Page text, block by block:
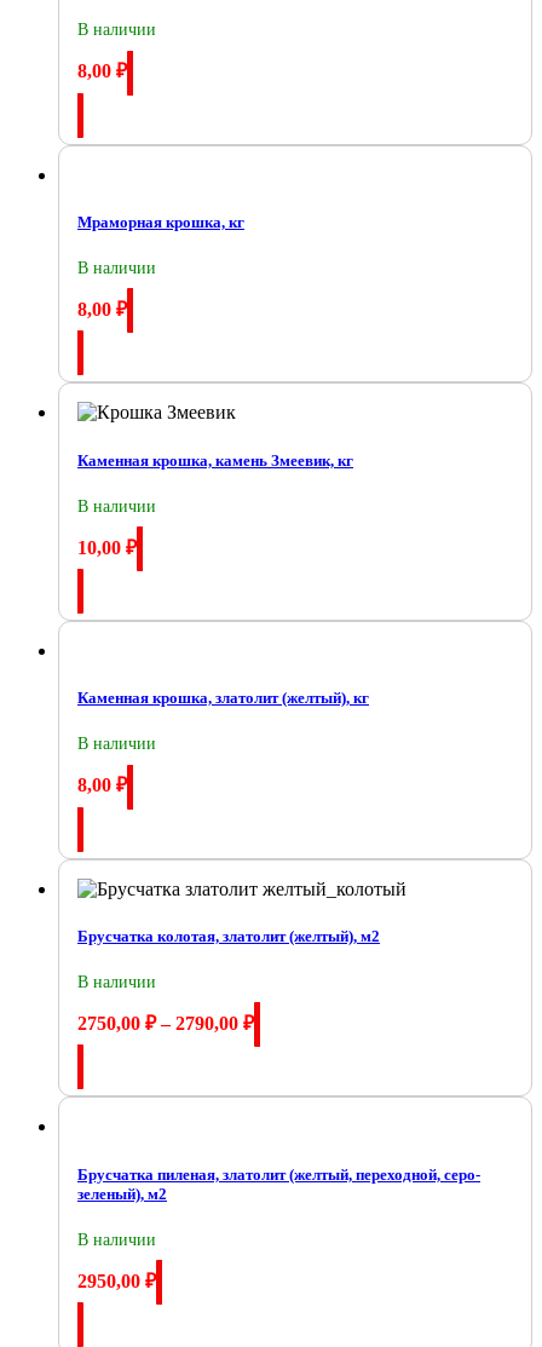
В наличии
8,00 ₽
Мраморная крошка, кг
В наличии
8,00 ₽
Каменная крошка, камень Змеевик, кг
В наличии
10,00 ₽
Каменная крошка, златолит (желтый), кг
В наличии
8,00 ₽
Брусчатка колотая, златолит (желтый), м2
В наличии
2750,00 ₽–2790,00 ₽
Брусчатка пиленая, златолит (желтый, переходной, серо-
зеленый), м2
В наличии
2950,00 ₽